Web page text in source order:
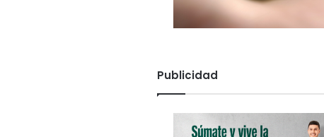
Publicidad